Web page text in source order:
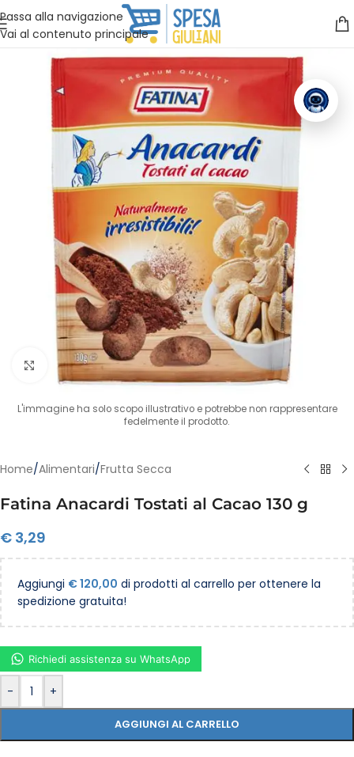
Passa alla navigazione
Vai al contenuto principale
Vuoi assistenza?Clicca qui e ti richiamiamo noi
Clicca per ingrandire
L'immagine ha solo scopo illustrativo e potrebbe non rappresentare
fedelmente il prodotto.
Home/Alimentari/Frutta Secca
Fatina Anacardi Tostati al Cacao 130 g
€ 3,29
Aggiungi €120,00 di prodotti al carrello per ottenere la
spedizione gratuita!
- +
AGGIUNGI AL CARRELLO
Richiedi assistenza su WhatsApp